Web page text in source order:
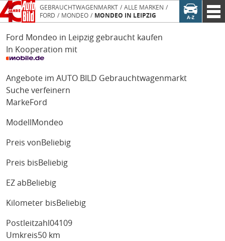
GEBRAUCHTWAGENMARKT
ALLE MARKEN
FORD
MONDEO MONDEO IN LEIPZIG
Ford Mondeo in Leipzig gebraucht kaufen
In Kooperation mit
Angebote im AUTO BILD Gebrauchtwagenmarkt
Suche verfeinern
MarkeFord
Modell Mondeo
Preis von Beliebig
Preis bis Beliebig
EZ ab Beliebig
Kilometer bis Beliebig
Postleitzahl
Umkreis50 km